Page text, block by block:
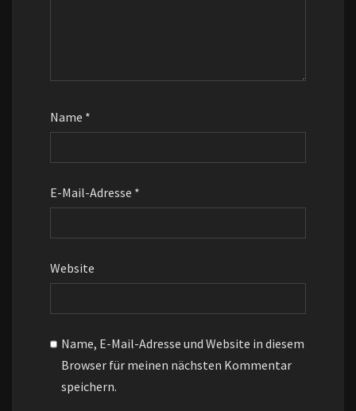
Name *
E-Mail-Adresse *
Website
Name, E-Mail-Adresse und Website in diesem
Browser für meinen nächsten Kommentar
speichern.